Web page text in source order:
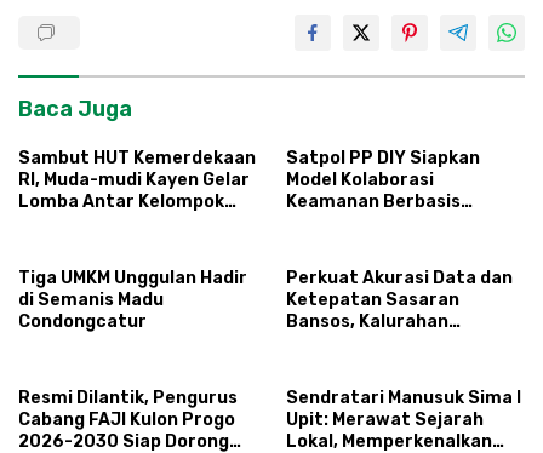
Baca Juga
Sambut HUT Kemerdekaan
RI, Muda-mudi Kayen Gelar
Lomba Antar Kelompok
Satpol PP DIY Siapkan
Model Kolaborasi
Keamanan Berbasis
Tiga UMKM Unggulan Hadir
di Semanis Madu
Condongcatur
Perkuat Akurasi Data dan
Ketepatan Sasaran
Bansos, Kalurahan
Perlinsos
Resmi Dilantik, Pengurus
Cabang FAJI Kulon Progo
2026-2030 Siap Dorong
Sendratari Manusuk Sima I
Upit: Merawat Sejarah
Lokal, Memperkenalkan